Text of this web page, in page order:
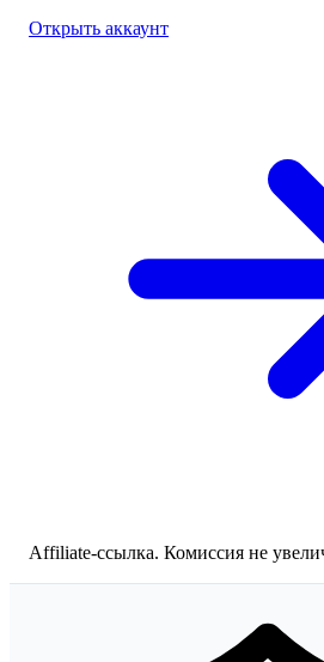
Открыть аккаунт
Affiliate-ссылка. Комиссия не